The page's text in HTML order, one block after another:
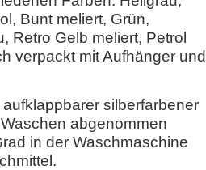
Bunt meliert, Grün,
Retro Gelb meliert, Petrol
verpackt mit Aufhänger und
silberfarbener
abgenommen
in der Waschmaschine